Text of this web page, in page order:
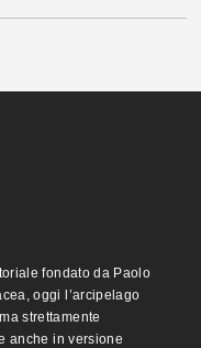
fondato da Paolo
oggi l’arcipelago
strettamente
anche in versione